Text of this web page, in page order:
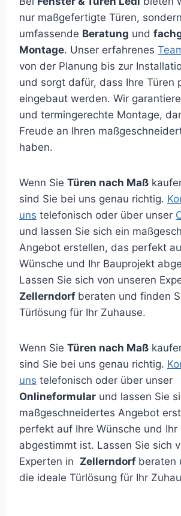
nur maßgefertigte Türen,
umfassende Beratung und
Montage. Unser erfahrenes
von der Planung bis zur
und sorgt dafür, dass Ihre Türen
eingebaut werden. Wir
und termingerechte Montage,
Freude an Ihren
haben.
Wenn Sie Türen nach Maß
sind Sie bei uns genau richtig.
uns telefonisch oder über unser
und lassen Sie sich ein
Angebot erstellen, das perfekt
Wünsche und Ihr Bauprojekt
Lassen Sie sich von unseren
Zellerndorf beraten und finden
Türlösung für Ihr Zuhause.
Wenn Sie Türen nach Maß
sind Sie bei uns genau richtig.
uns telefonisch oder über unser
Onlineformular und lassen Sie
maßgeschneidertes Angebot
perfekt auf Ihre Wünsche und Ihr
abgestimmt ist. Lassen Sie sich
Experten in Zellerndorf beraten
die ideale Türlösung für Ihr